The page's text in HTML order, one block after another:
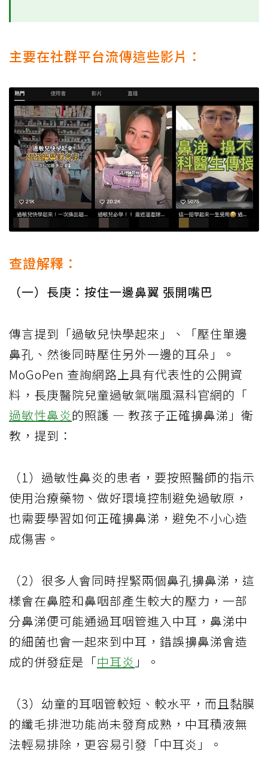
主要在社群平台流傳這些影片：
查證解釋：
（一）長庚：按住一邊鼻翼 張開嘴巴
傳言提到「過敏兒快學起來」、「壓住單邊
鼻孔、然後同時壓住另外一邊的耳朵」。
MoGoPen 查詢網路上具有代表性的公開資
料，長庚醫院兒童過敏氣喘風濕科官網的「
過敏性鼻炎的照護 — 教孩子正確擤鼻涕」衛
教，提到：
（1）過敏性鼻炎的患者，要按照醫師的指示
使用治療藥物、做好環境控制避免過敏原，
也需要學習如何正確擤鼻涕，避免不小心造
成傷害。
（2）很多人會同時捏緊兩個鼻孔擤鼻涕，這
樣會在鼻腔和鼻咽部產生較大的壓力，一部
分鼻涕便可能通過耳咽管進入中耳，鼻涕中
的細菌也會一起來到中耳，錯誤擤鼻涕會造
成的併發症是「中耳炎 」。
（3）幼童的耳咽管較短、較水平，而且黏膜
的纖毛排泄功能尚未發育成熟，中耳積液無
法輕易排除，更容易引發「中耳炎」。